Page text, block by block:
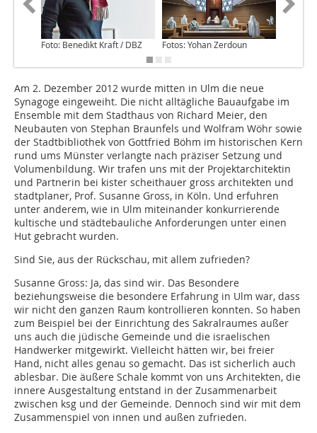
Foto: Benedikt Kraft / DBZ Fotos: Yohan Zerdoun
Am 2. Dezember 2012 wurde mitten in Ulm die neue
Synagoge eingeweiht. Die nicht alltägliche Bauaufgabe im
Ensemble mit dem Stadthaus von Richard Meier, den
Neubauten von Stephan Braunfels und Wolfram Wöhr sowie
der Stadtbibliothek von Gottfried Böhm im historischen Kern
rund ums Münster verlangte nach präziser Setzung und
Volumenbildung. Wir trafen uns mit der Projektarchitektin
und Partnerin bei kister scheithauer gross architekten und
stadtplaner, Prof. Susanne Gross, in Köln. Und erfuhren
unter anderem, wie in Ulm miteinander konkurrierende
kultische und städtebauliche Anforderungen unter einen
Hut gebracht wurden.
Sind Sie, aus der Rückschau, mit allem zufrieden?
Susanne Gross: Ja, das sind wir. Das Besondere
beziehungsweise die besondere Erfahrung in Ulm war, dass
wir nicht den ganzen Raum kontrollieren konnten. So haben
zum Beispiel bei der Einrichtung des Sakralraumes außer
uns auch die jüdische Gemeinde und die israelischen
Handwerker mitgewirkt. Vielleicht hätten wir, bei freier
Hand, nicht alles genau so gemacht. Das ist sicherlich auch
ablesbar. Die äußere Schale kommt von uns Architekten, die
innere Ausgestaltung entstand in der Zusammenarbeit
zwischen ksg und der Gemeinde. Dennoch sind wir mit dem
Zusammenspiel von innen und außen zufrieden.